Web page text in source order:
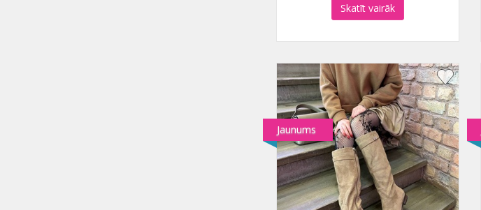
Skatīt vairāk
Jaunums